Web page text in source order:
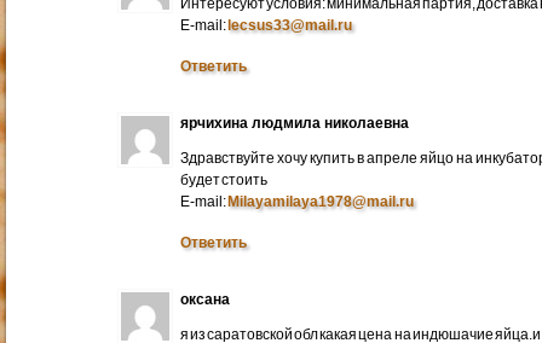
E-mail:lecsus33@mail.ru
Ответить
ярчихина людмила николаевна
Здравствуйте хочу купить в апреле яйцо на
будет стоить
E-mail:Milayamilaya1978@mail.ru
Ответить
оксана
я из саратовской обл какая цена на индюшачие яйца.и